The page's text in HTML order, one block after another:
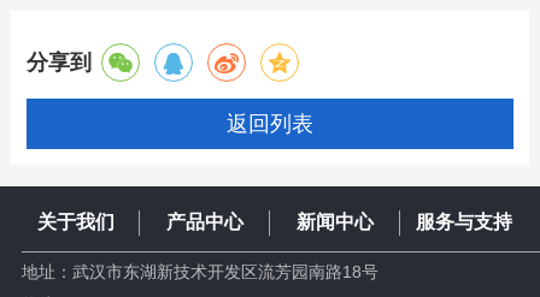
分享到
返回列表
关于我们 产品中心 新闻中心 服务与支持
地址：武汉市东湖新技术开发区流芳园南路18号